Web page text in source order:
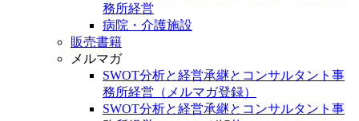
務所経営
病院・介護施設
販売書籍
メルマガ
SWOT分析と経営承継とコンサルタント事
務所経営（メルマガ登録）
SWOT分析と経営承継とコンサルタント事